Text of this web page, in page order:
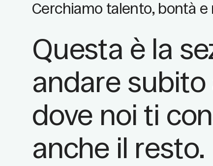
Cerchiamo talento, bontà
Questa è la
andare subito
dove noi ti
anche il resto.